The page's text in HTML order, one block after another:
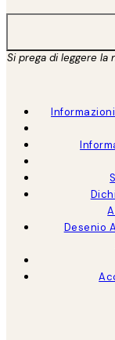
Si prega di leggere la
Desenio